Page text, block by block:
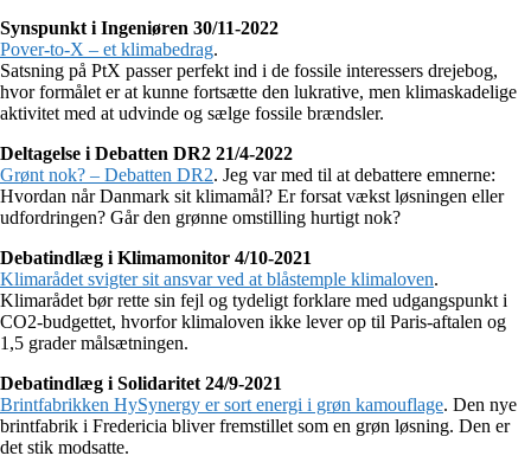
Synspunkt i Ingeniøren 30/11-2022
Pover-to-X – et klimabedrag.
Satsning på PtX passer perfekt ind i de fossile interessers drejebog,
hvor formålet er at kunne fortsætte den lukrative, men klimaskadelige
aktivitet med at udvinde og sælge fossile brændsler.
Deltagelse i Debatten DR2 21/4-2022
Grønt nok? – Debatten DR2. Jeg var med til at debattere emnerne:
Hvordan når Danmark sit klimamål? Er forsat vækst løsningen eller
udfordringen? Går den grønne omstilling hurtigt nok?
Debatindlæg i Klimamonitor 4/10-2021
Klimarådet svigter sit ansvar ved at blåstemple klimaloven.
Klimarådet bør rette sin fejl og tydeligt forklare med udgangspunkt i
CO2-budgettet, hvorfor klimaloven ikke lever op til Paris-aftalen og
1,5 grader målsætningen.
Debatindlæg i Solidaritet 24/9-2021
Brintfabrikken HySynergy er sort energi i grøn kamouflage. Den nye
brintfabrik i Fredericia bliver fremstillet som en grøn løsning. Den er
det stik modsatte.